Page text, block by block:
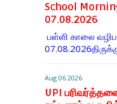
School
07.08.2026
பள்ளி காலை
Aug 06 2026
UPI